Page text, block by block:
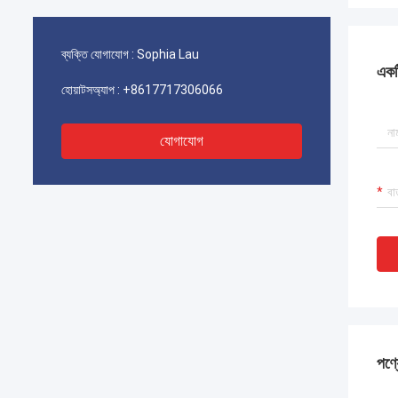
ব্যক্তি যোগাযোগ : Sophia Lau
হোয়াটসঅ্যাপ : +8617717306066
যোগাযোগ